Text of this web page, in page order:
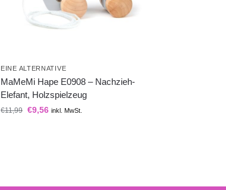
EINE ALTERNATIVE
MaMeMi Hape E0908 – Nachzieh-
Elefant, Holzspielzeug
€11,99 €9,56 inkl. MwSt.